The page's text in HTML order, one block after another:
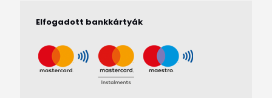
Elfogadott bankkártyák